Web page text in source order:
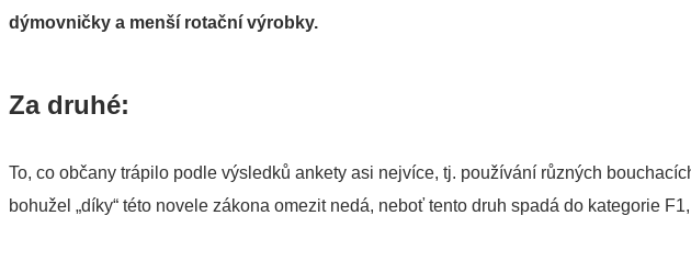
dýmovničky a menší rotační výrobky.
Za druhé:
To, co občany trápilo podle výsledků ankety asi nejvíce, tj. používání různých
bohužel „díky“ této novele zákona omezit nedá, neboť tento druh spadá do kategorie